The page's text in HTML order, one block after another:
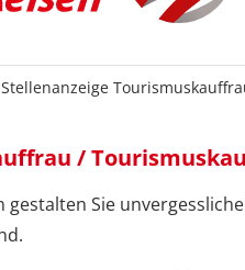
Stellenanzeige
/
gestalten Sie